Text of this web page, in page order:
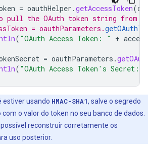
= oauthHelper .getAccessToken(
pull the OAuth token string from
= oauthParameters.
( "OAuth Access Token: " +
= oauthParameters .
( "OAuth Access Token's Secret: "
estiver usando HMAC-SHA1, salve o segredo
o valor do token no seu banco de dados.
reconstruir corretamente os
uso posterior.